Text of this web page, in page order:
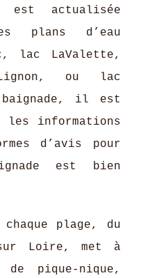
est actualisée
plans d’eau
lac LaValette,
ou lac
baignade, il est
les informations
d’avis pour
est bien
plage, du
Loire, met à
pique-nique,